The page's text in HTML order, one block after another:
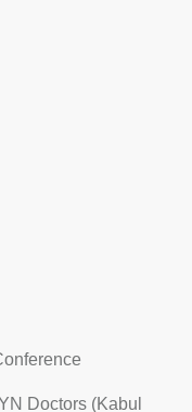
Doctors (Kabul